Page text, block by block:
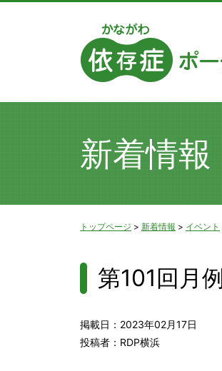
新着情報
トップページ > 新着情報 > イベント
第101回月
掲載日：2023年02月17日
投稿者：RDP横浜